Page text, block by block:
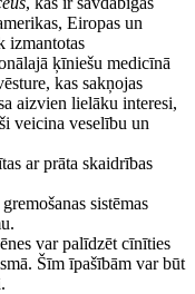
Eiropas un
izmantotas
ķīniešu medicīnā
kas sakņojas
aizvien lielāku interesi,
veicina veselību un
ar prāta skaidrības
sistēmas
var palīdzēt cīnīties
Šīm īpašībām var būt